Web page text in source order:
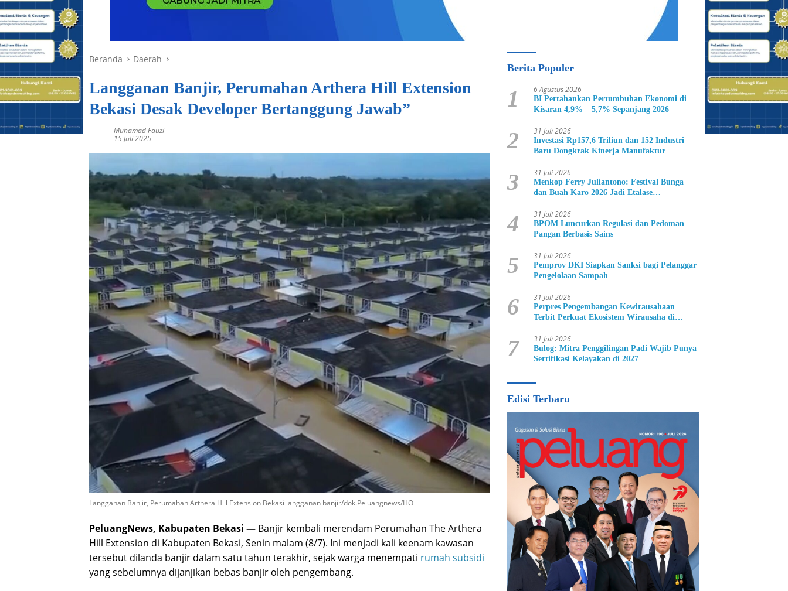
Beranda Daerah
Langganan Banjir, Perumahan Arthera Hill Extension
Bekasi Desak Developer Bertanggung Jawab”
Muhamad Fauzi
15 Juli 2025
Langganan Banjir, Perumahan Arthera Hill Extension Bekasi langganan banjir/dok.Peluangnews/HO
PeluangNews, Kabupaten Bekasi — Banjir kembali merendam Perumahan The Arthera
Hill Extension di Kabupaten Bekasi, Senin malam (8/7). Ini menjadi kali keenam kawasan
tersebut dilanda banjir dalam satu tahun terakhir, sejak warga menempati rumah subsidi
yang sebelumnya dijanjikan bebas banjir oleh pengembang.
Berita Populer
1 6 Agustus 2026
BI Pertahankan Pertumbuhan Ekonomi di
Kisaran 4,9% – 5,7% Sepanjang 2026
2 31 Juli 2026
Investasi Rp157,6 Triliun dan 152 Industri
Baru Dongkrak Kinerja Manufaktur
3 31 Juli 2026
Menkop Ferry Juliantono: Festival Bunga
dan Buah Karo 2026 Jadi Etalase
4 31 Juli 2026
BPOM Luncurkan Regulasi dan Pedoman
Pangan Berbasis Sains
5 31 Juli 2026
Pemprov DKI Siapkan Sanksi bagi Pelanggar
Pengelolaan Sampah
6 31 Juli 2026
Perpres Pengembangan Kewirausahaan
Terbit Perkuat Ekosistem Wirausaha di
7 31 Juli 2026
Bulog: Mitra Penggilingan Padi Wajib Punya
Sertifikasi Kelayakan di 2027
Edisi Terbaru